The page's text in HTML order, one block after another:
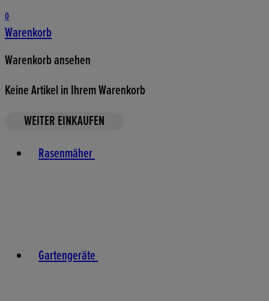
0
Warenkorb
Warenkorb ansehen
Keine Artikel in Ihrem Warenkorb
WEITER EINKAUFEN
Rasenmäher
Gartengeräte